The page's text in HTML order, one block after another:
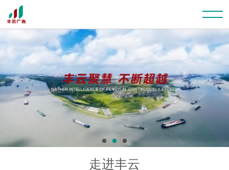
走进丰云